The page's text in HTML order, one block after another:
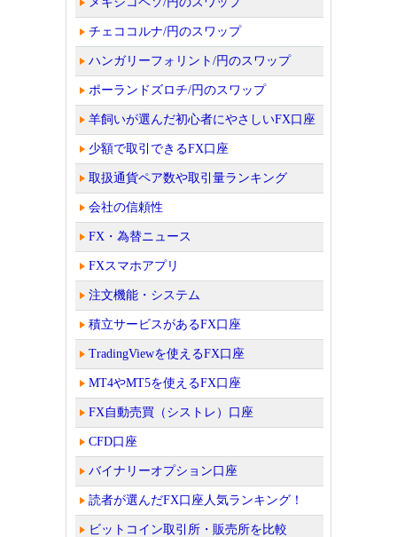
チェココルナ/円のスワップ
ハンガリーフォリント/円のスワップ
ポーランドズロチ/円のスワップ
羊飼いが選んだ初心者にやさしいFX口座
少額で取引できるFX口座
取扱通貨ペア数や取引量ランキング
会社の信頼性
FX・為替ニュース
FXスマホアプリ
注文機能・システム
積立サービスがあるFX口座
TradingViewを使えるFX口座
MT4やMT5を使えるFX口座
FX自動売買（シストレ）口座
CFD口座
バイナリーオプション口座
読者が選んだFX口座人気ランキング！
ビットコイン取引所・販売所を比較